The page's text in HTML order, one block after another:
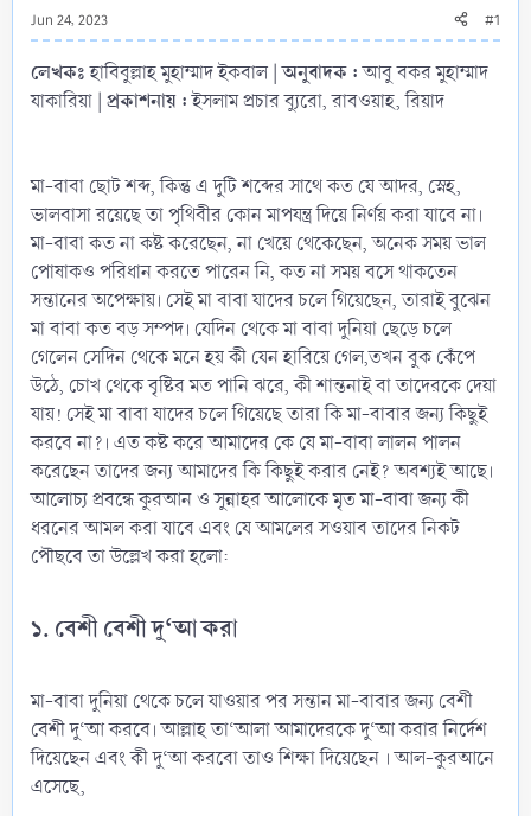
Jun 24, 2023 #1
লেখকঃহাবিবুল্লাহ মুহাম্মাদ ইকবাল |অনুবাদক :আবু বকর মুহাম্মাদ
যাকারিয়া | প্রকাশনায় :ইসলাম প্রচার ব্যুরো, রাবওয়াহ, রিয়াদ
মা-বাবা ছোট শব্দ, কিন্তু এ দুটি শব্দের সাথে কত যে আদর, স্নেহ,
ভালবাসা রয়েছে তা পৃথিবীর কোন মাপযন্ত্র দিয়ে নির্ণয় করা যাবে না।
মা-বাবা কত না কষ্ট করেছেন, না খেয়ে থেকেছেন, অনেক সময় ভাল
পোষাকও পরিধান করতে পারেন নি, কত না সময় বসে থাকতেন
সন্তানের অপেক্ষায়। সেই মা বাবা যাদের চলে গিয়েছেন, তারাই বুঝেন
মা বাবা কত বড় সম্পদ। যেদিন থেকে মা বাবা দুনিয়া ছেড়ে চলে
গেলেন সেদিন থেকে মনে হয় কী যেন হারিয়ে গেল,তখন বুক কেঁপে
উঠে, চোখ থেকে বৃষ্টির মত পানি ঝরে, কী শান্তনাই বা তাদেরকে দেয়া
যায়! সেই মা বাবা যাদের চলে গিয়েছে তারা কি মা-বাবার জন্য কিছুই
করবে না?। এত কষ্ট করে আমাদের কে যে মা-বাবা লালন পালন
করেছেন তাদের জন্য আমাদের কি কিছুই করার নেই? অবশ্যই আছে।
আলোচ্য প্রবন্ধে কুরআন ও সুন্নাহর আলোকে মৃত মা-বাবা জন্য কী
ধরনের আমল করা যাবে এবং যে আমলের সওয়াব তাদের নিকট
পৌছবে তা উল্লেখ করা হলো:
১. বেশী বেশী দু‘আ করা
মা-বাবা দুনিয়া থেকে চলে যাওয়ার পর সন্তান মা-বাবার জন্য বেশী
বেশী দু‘আ করবে। আল্লাহ তা‘আলা আমাদেরকে দু‘আ করার নির্দেশ
দিয়েছেন এবং কী দু‘আ করবো তাও শিক্ষা দিয়েছেন । আল-কুরআনে
এসেছে,